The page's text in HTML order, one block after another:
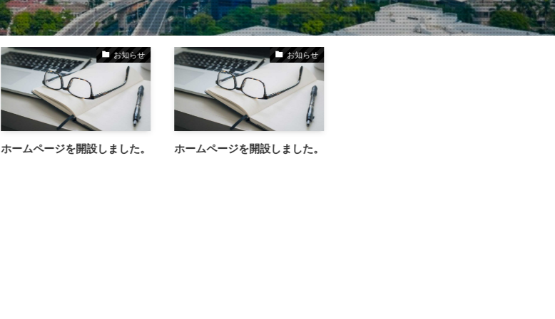
お知らせ
ホームページを開設しました。
お知らせ
ホームページを開設しました。